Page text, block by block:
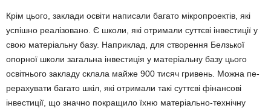
Крім цього, заклади освіти написали багато мікропроектів, які
успішно реалізовано. Є школи, які отримали суттєві інвестиції у
свою матеріальну базу. Наприклад, для створення Белзької
опорної школи загальна інвестиція у матеріальну базу цього
освітнього закладу склала майже 900 тисяч гривень. Можна пе­
рерахувати багато шкіл, які отримали такі сут­тєві фінансові
інвестиції, що значно покращило їхню матеріально-технічну